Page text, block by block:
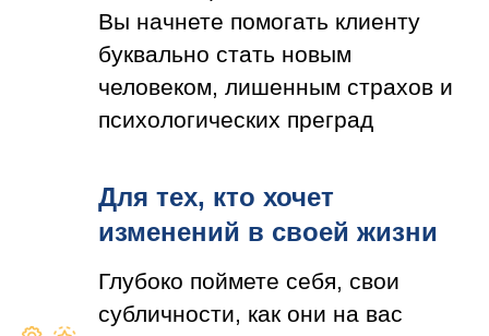
Вы начнете помогать клиенту
буквально стать новым
человеком, лишенным страхов и
психологических преград
Для тех, кто хочет
изменений в своей жизни
Глубоко поймете себя, свои
субличности, как они на вас